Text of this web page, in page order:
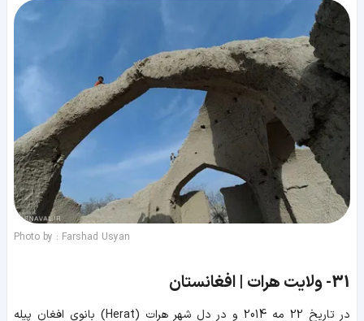
Photo by : Farshad Usyan
31- ولایت هرات | افغانستان
در تاریخ 22 مه 2014 و در دل شهر هرات (Herat) بانوی افغان پیله